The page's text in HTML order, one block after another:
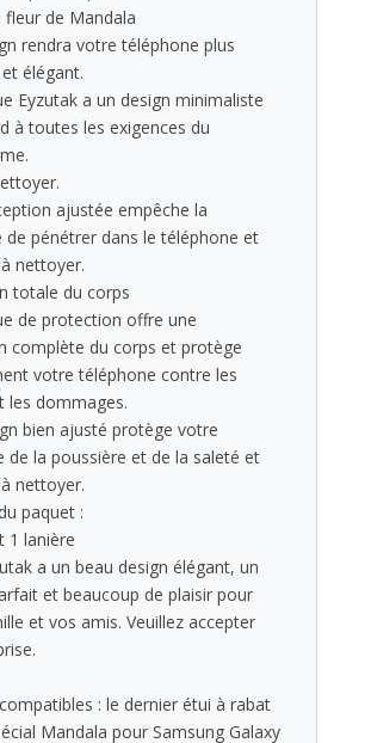
fleur de Mandala
rendra votre téléphone plus
élégant.
Eyzutak a un design minimaliste
à toutes les exigences du
ajustée empêche la
de pénétrer dans le téléphone et
nettoyer.
totale du corps
de protection offre une
complète du corps et protège
votre téléphone contre les
les dommages.
bien ajusté protège votre
de la poussière et de la saleté et
nettoyer.
paquet :
1 lanière
a un beau design élégant, un
et beaucoup de plaisir pour
et vos amis. Veuillez accepter
: le dernier étui à rabat
Mandala pour Samsung Galaxy